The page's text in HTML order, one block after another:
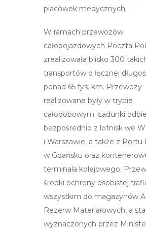
placówek medycznych.
W ramach przewozów
całopojazdowych Poczta
zrealizowała blisko 300
transportów o łącznej
ponad 65 tys. km. Przewozy
realizowane były w trybie
całodobowym. Ładunki
bezpośrednio z lotnisk we
i Warszawie, a także z Portu
w Gdańsku oraz
terminala kolejowego.
środki ochrony osobistej
wszystkim do magazynów
Rezerw Materiałowych, a
wyznaczonych przez